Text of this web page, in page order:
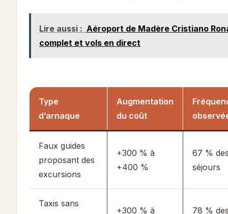
Lire aussi : Aéroport de Madère Cristiano
complet et vols en direct
Type
d’arnaque
Augmentation
du coût
Faux guides
proposant des
excursions
+300 % à
+400 %
67 %
séjours
Taxis sans
+300 % à 78 %